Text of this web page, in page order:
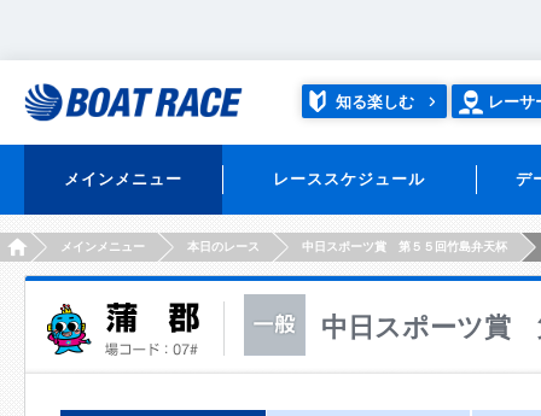
知る楽しむ レーサ
メインメニュー レーススケジュール デ
HOMEメインメニュー 本日のレース 中日スポーツ賞 第５５回竹島弁天杯
中日スポーツ賞